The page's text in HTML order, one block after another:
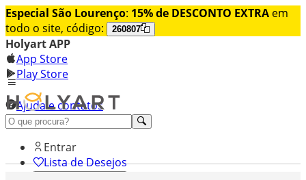
Especial São Lourenço: 15% de DESCONTO EXTRA em
todo o site, código:
260807
Holyart APP
App Store
Play Store
Ajuda e contatos
Conheça premium
Entrar
Lista de Desejos